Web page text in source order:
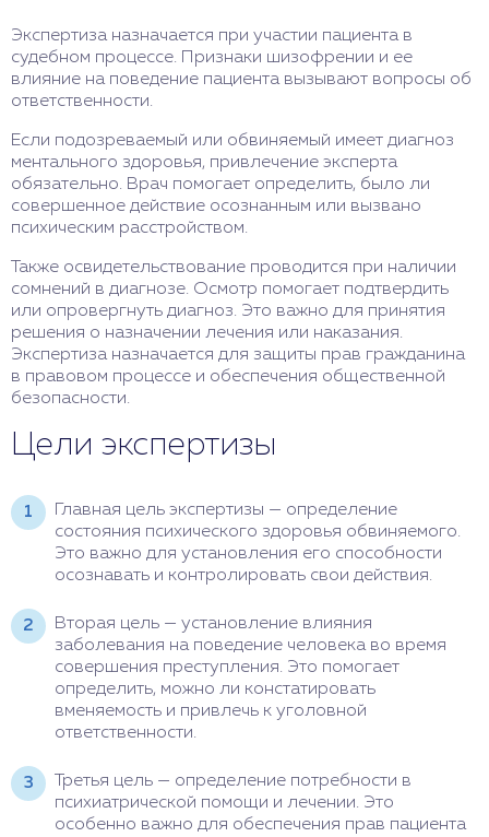
Экспертиза назначается при участии пациента в
судебном процессе. Признаки шизофрении и ее
влияние на поведение пациента вызывают вопросы об
ответственности.
Если подозреваемый или обвиняемый имеет диагноз
ментального здоровья, привлечение эксперта
обязательно. Врач помогает определить, было ли
совершенное действие осознанным или вызвано
психическим расстройством.
Также освидетельствование проводится при наличии
сомнений в диагнозе. Осмотр помогает подтвердить
или опровергнуть диагноз. Это важно для принятия
решения о назначении лечения или наказания.
Экспертиза назначается для защиты прав гражданина
в правовом процессе и обеспечения общественной
безопасности.
Цели экспертизы
Главная цель экспертизы — определение
состояния психического здоровья обвиняемого.
Это важно для установления его способности
осознавать и контролировать свои действия.
Вторая цель — установление влияния
заболевания на поведение человека во время
совершения преступления. Это помогает
определить, можно ли констатировать
вменяемость и привлечь к уголовной
ответственности.
Третья цель — определение потребности в
психиатрической помощи и лечении. Это
особенно важно для обеспечения прав пациента